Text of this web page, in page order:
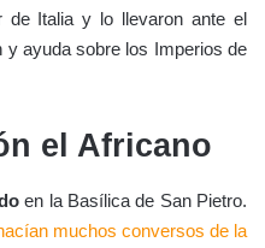
de Italia y lo llevaron ante el
y ayuda sobre los Imperios de
el Africano
en la Basílica de San Pietro.
muchos conversos de la